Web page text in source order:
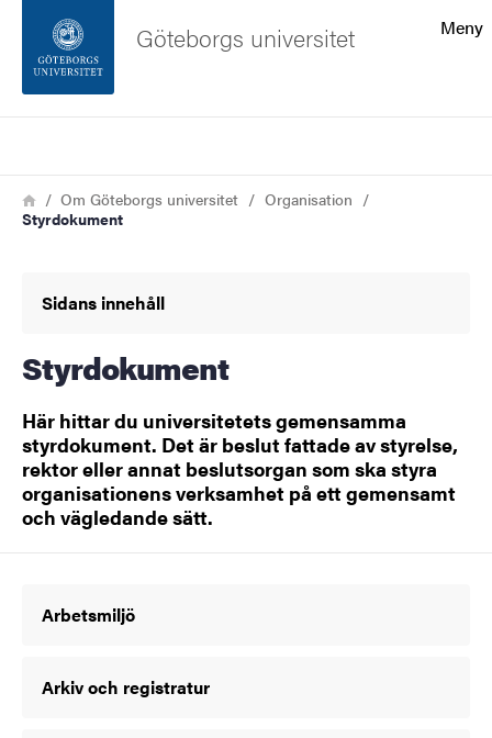
Sidfoten
Om webbplatsen
Meny
Göteborgs universitet
Länkstig
HemOm Göteborgs universitet
Organisation
Styrdokument
Sidans innehåll
Styrdokument
Här hittar du universitetets gemensamma
styrdokument. Det är beslut fattade av styrelse,
rektor eller annat beslutsorgan som ska styra
organisationens verksamhet på ett gemensamt
och vägledande sätt.
Arbetsmiljö
Arkiv och registratur